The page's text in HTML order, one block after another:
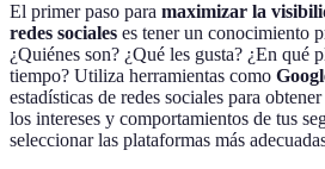
El primer paso para maximizar la
redes sociales es tener un conocimiento
¿Quiénes son? ¿Qué les gusta? ¿En qué
tiempo? Utiliza herramientas como
estadísticas de redes sociales para
los intereses y comportamientos de tus
seleccionar las plataformas más